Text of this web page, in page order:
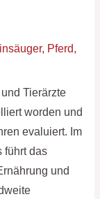
, Pferd,
Tierärzte
worden und
evaluiert. Im
führt das
und